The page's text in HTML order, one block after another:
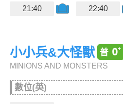
21:40 22:40
小小兵&大怪獸
MINIONS AND MONSTERS
數位(英)